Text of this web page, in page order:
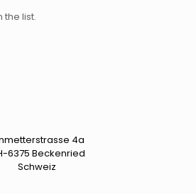
the list.
4a
6375 Beckenried
Schweiz